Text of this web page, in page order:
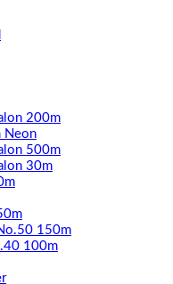
200m
Neon
500m
30m
150m
100m